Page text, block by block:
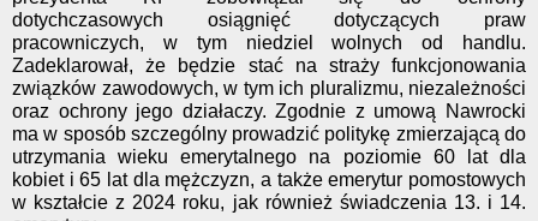
dotychczasowych osiągnięć dotyczących praw
pracowniczych, w tym niedziel wolnych od handlu.
Zadeklarował, że będzie stać na straży funkcjonowania
związków zawodowych, w tym ich pluralizmu, niezależności
oraz ochrony jego działaczy. Zgodnie z umową Nawrocki
ma w sposób szczególny prowadzić politykę zmierzającą do
utrzymania wieku emerytalnego na poziomie 60 lat dla
kobiet i 65 lat dla mężczyzn, a także emerytur pomostowych
w kształcie z 2024 roku, jak również świadczenia 13. i 14.